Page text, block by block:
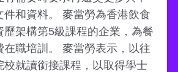
件和資料。 麥當勞為香港飲食
歷架構第5級課程的企業，為餐
在職培訓。 麥當勞表示，以往
校就讀銜接課程，以取得學士